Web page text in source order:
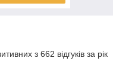
з 662 відгуків за рік